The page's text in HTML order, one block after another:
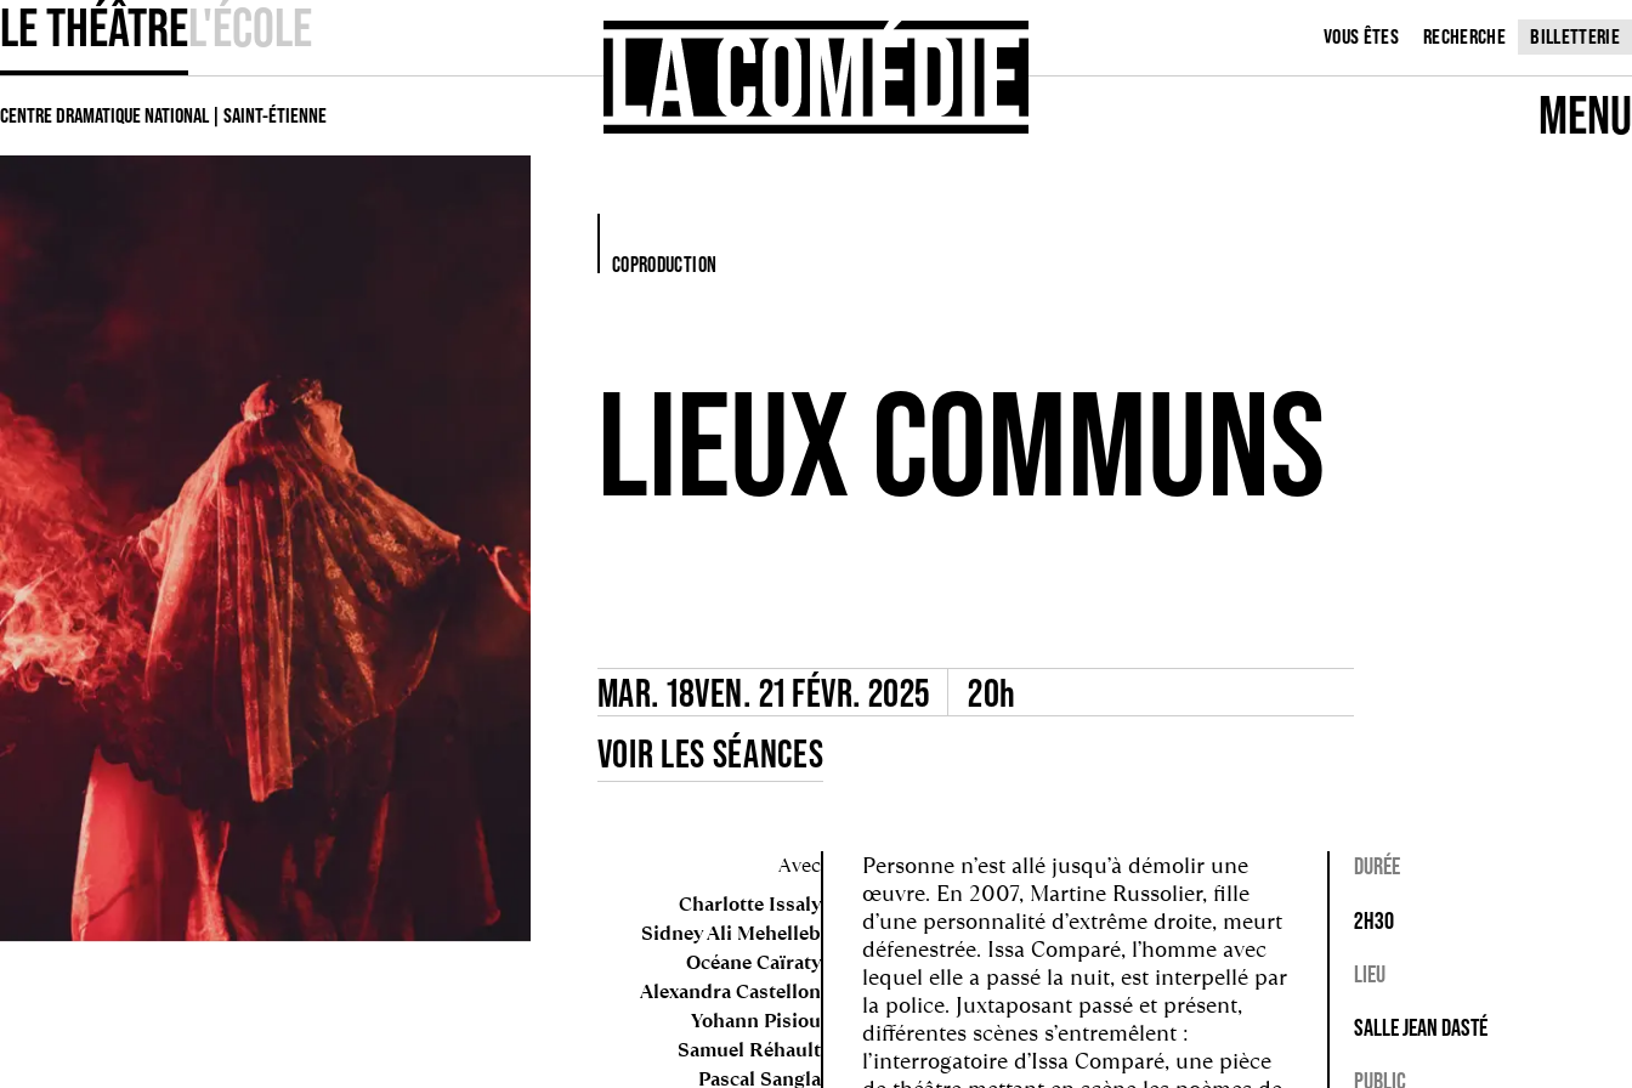
LE THÉÂTREL'ÉCOLE VOUS ÊTES RECHERCHE BILLETTERIE
CENTRE DRAMATIQUE NATIONAL | SAINT-ÉTIENNE MENU
COPRODUCTION
LIEUX COMMUNS
MAR. 18VEN. 21 FÉVR. 2025
20h
VOIR LES SÉANCES
Avec
Charlotte Issaly
Sidney Ali Mehelleb
Océane Caïraty
Alexandra Castellon
Yohann Pisiou
Samuel Réhault
Pascal Sangla
Personne n’est allé jusqu’à démolir une
œuvre. En 2007, Martine Russolier, fille
d’une personnalité d’extrême droite, meurt
défenestrée. Issa Comparé, l’homme avec
lequel elle a passé la nuit, est interpellé par
la police. Juxtaposant passé et présent,
différentes scènes s’entremêlent :
l’interrogatoire d’Issa Comparé, une pièce
DURÉE
2H30
LIEU
SALLE JEAN DASTÉ
PUBLIC